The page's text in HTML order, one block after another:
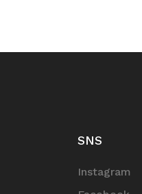
SNS
Instagram